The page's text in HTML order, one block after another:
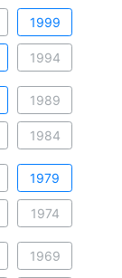
1999
1994
1989
1984
1979
1974
1969